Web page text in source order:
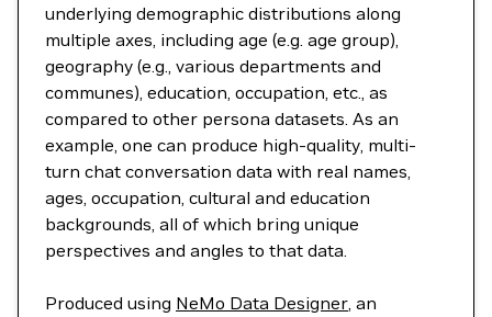
underlying demographic distributions along
multiple axes, including age (e.g. age group),
geography (e.g., various departments and
communes), education, occupation, etc., as
compared to other persona datasets. As an
example, one can produce high-quality, multi-
turn chat conversation data with real names,
ages, occupation, cultural and education
backgrounds, all of which bring unique
perspectives and angles to that data.
Produced using NeMo Data Designer , an